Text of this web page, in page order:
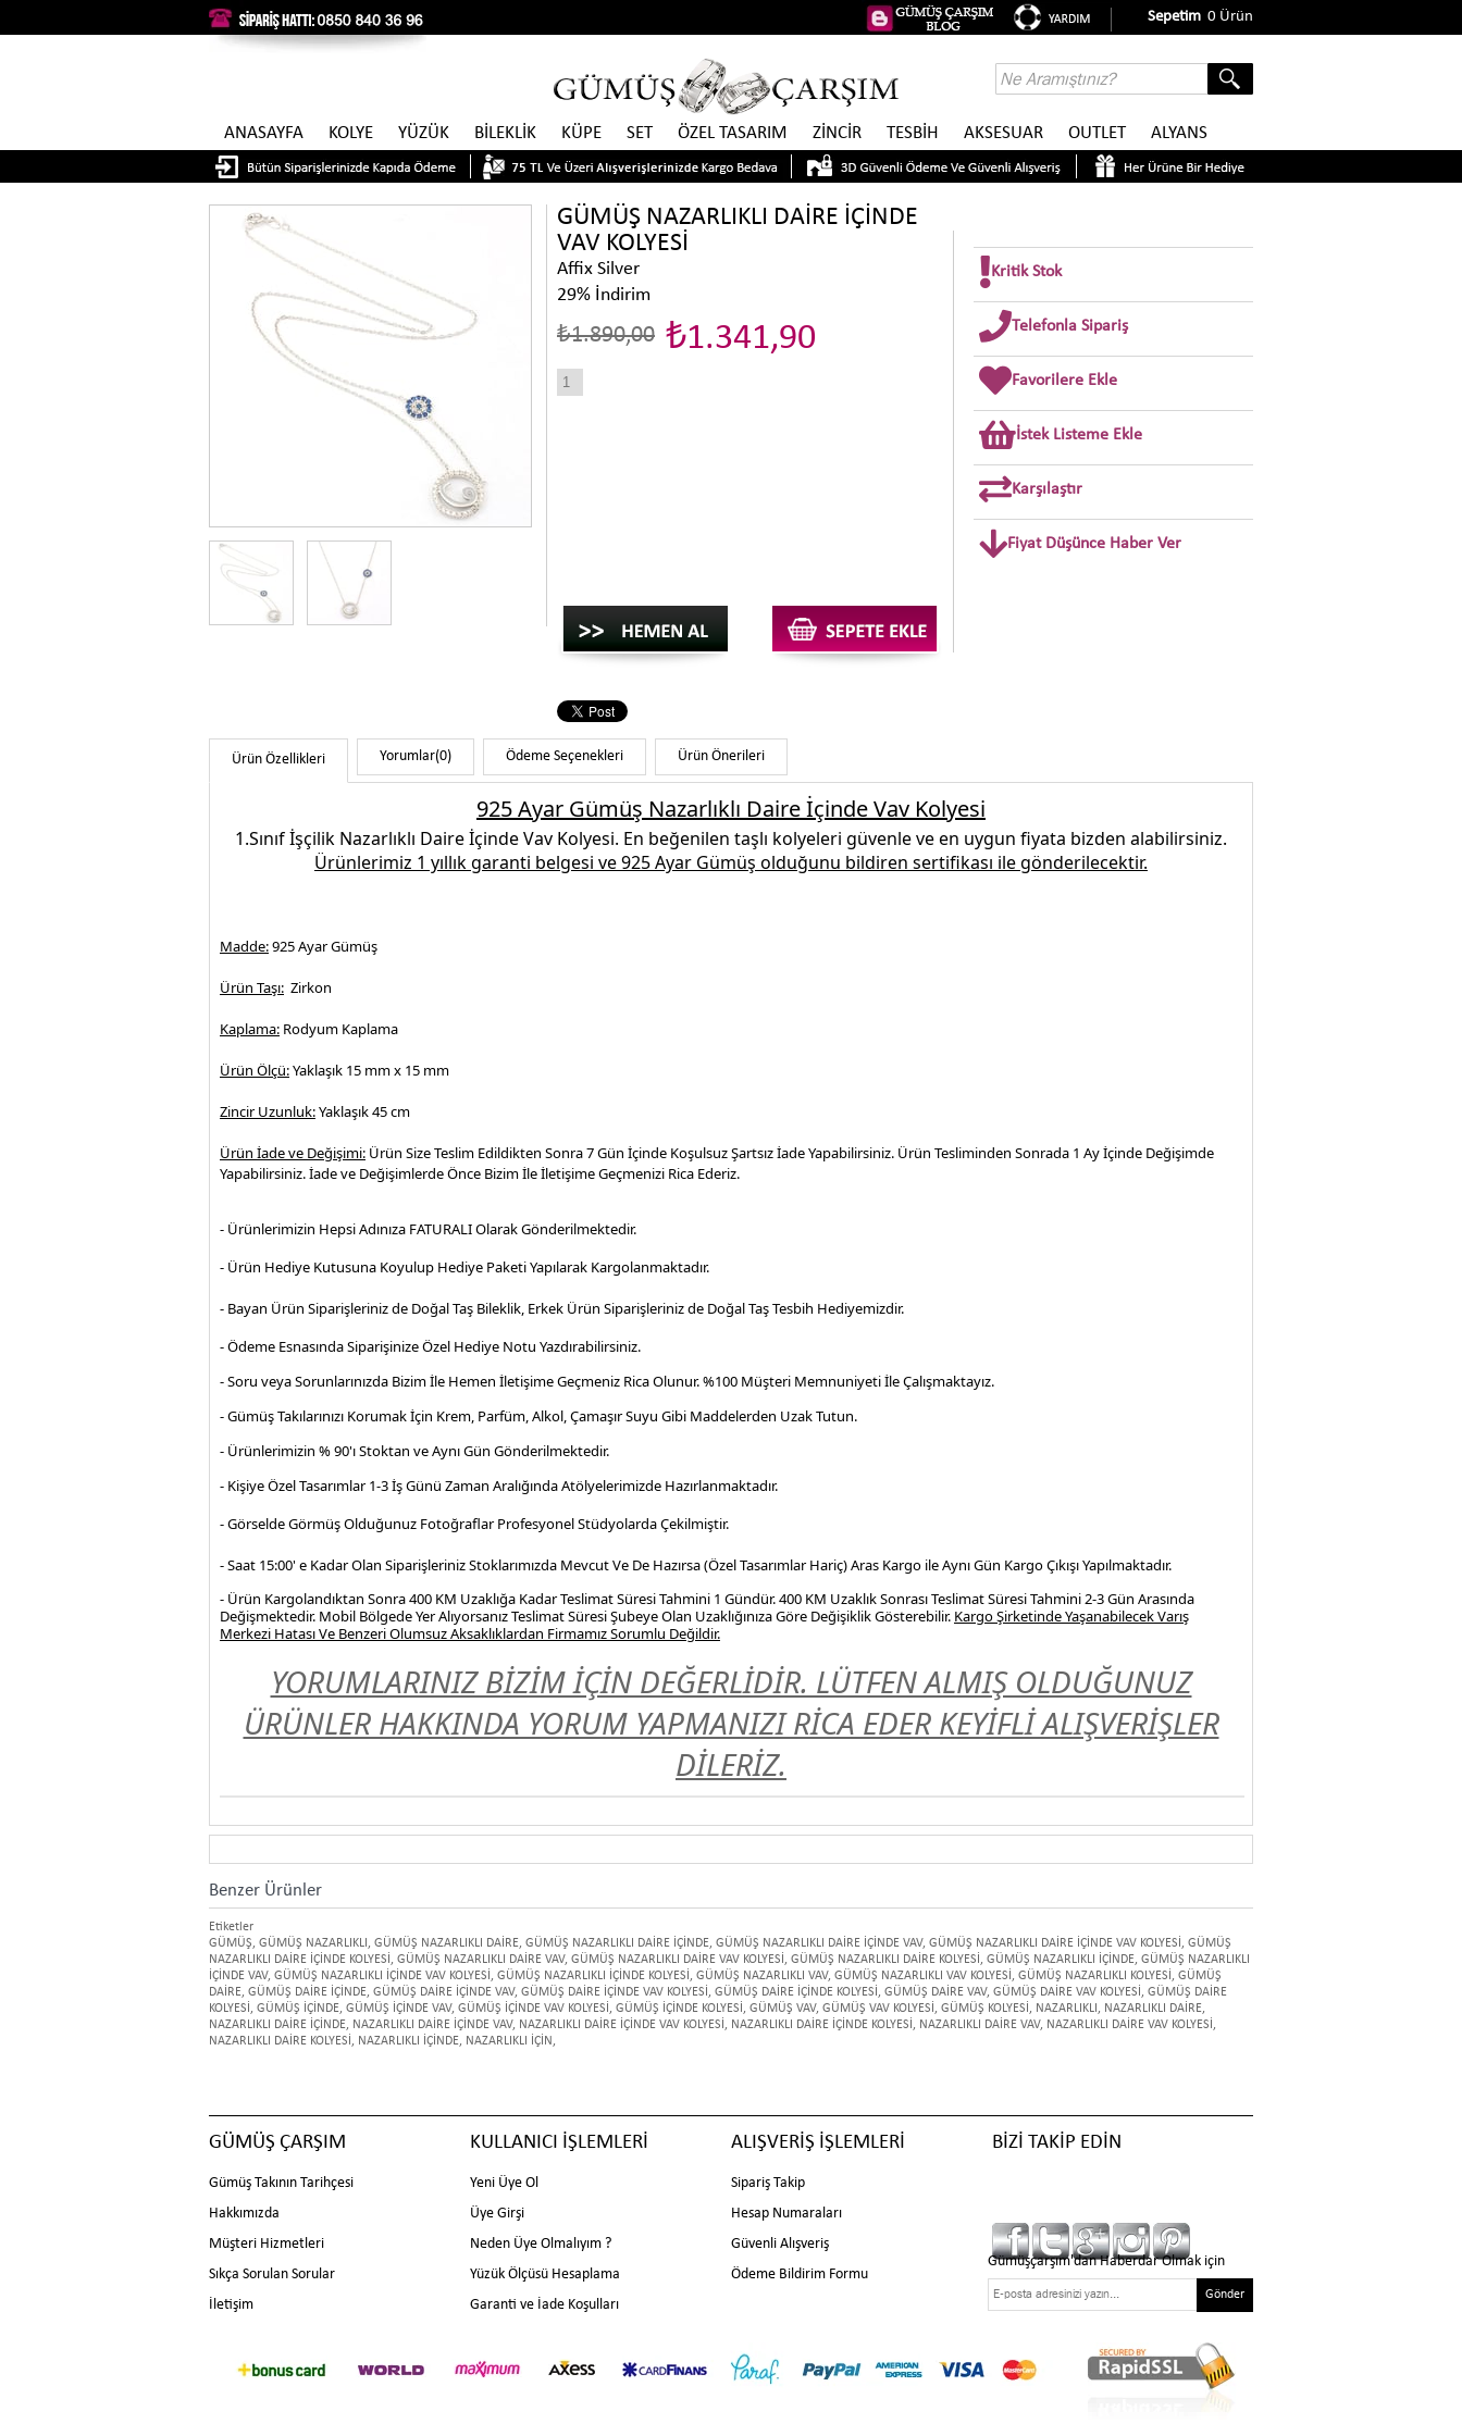
Sepetim 0 Ürün
ANASAYFA KOLYE YÜZÜK BİLEKLİK KÜPE SET ÖZEL TASARIM ZİNCİR TESBİH AKSESUAR OUTLET ALYANS
GÜMÜŞ NAZARLIKLI DAİRE İÇİNDE
VAV KOLYESİ
Affix Silver
%
29 İndirim
₺1.890,00 ₺1.341,90
Kritik Stok
Telefonla Sipariş
Favorilere Ekle
İstek Listeme Ekle
Karşılaştır
Fiyat Düşünce Haber Ver
Ürün Özellikleri Yorumlar(0) Ödeme Seçenekleri Ürün Önerileri
925 Ayar Gümüş Nazarlıklı Daire İçinde Vav Kolyesi
1.Sınıf İşçilik Nazarlıklı Daire İçinde Vav Kolyesi. En beğenilen taşlı kolyeleri güvenle ve en uygun fiyata bizden alabilirsiniz.
Ürünlerimiz 1 yıllık garanti belgesi ve925 Ayar Gümüş olduğunu bildiren sertifikası ile gönderilecektir.
Madde:925 Ayar Gümüş
Ürün Taşı: Zirkon
Kaplama: Rodyum Kaplama
Ürün Ölçü:Yaklaşık 15 mm x 15 mm
Zincir Uzunluk:Yaklaşık 45 cm
Ürün İade ve Değişimi: Ürün Size Teslim Edildikten Sonra 7 Gün İçinde Koşulsuz Şartsız İade Yapabilirsiniz. Ürün Tesliminden Sonrada 1 Ay İçinde Değişimde
Yapabilirsiniz. İade ve Değişimlerde Önce Bizim İle İletişime Geçmenizi Rica Ederiz.
- Ürünlerimizin Hepsi Adınıza FATURALI Olarak Gönderilmektedir.
- Ürün Hediye Kutusuna Koyulup Hediye Paketi Yapılarak Kargolanmaktadır.
- Bayan Ürün Siparişleriniz de Doğal Taş Bileklik, Erkek Ürün Siparişleriniz de Doğal Taş Tesbih Hediyemizdir.
- Ödeme Esnasında Siparişinize Özel Hediye Notu Yazdırabilirsiniz.
- Soru veya Sorunlarınızda Bizim İle Hemen İletişime Geçmeniz Rica Olunur. %100 Müşteri Memnuniyeti İle Çalışmaktayız.
- Gümüş Takılarınızı Korumak İçin Krem, Parfüm, Alkol, Çamaşır Suyu Gibi Maddelerden Uzak Tutun.
- Ürünlerimizin % 90'ı Stoktan ve Aynı Gün Gönderilmektedir.
- Kişiye Özel Tasarımlar 1-3 İş Günü Zaman Aralığında Atölyelerimizde Hazırlanmaktadır.
- Görselde Görmüş Olduğunuz Fotoğraflar ProfesyonelStüdyolarda Çekilmiştir.
- Saat 15:00' e Kadar Olan Siparişleriniz Stoklarımızda Mevcut Ve De Hazırsa (Özel Tasarımlar Hariç) Aras Kargo ile Aynı Gün Kargo Çıkışı Yapılmaktadır.
- Ürün Kargolandıktan Sonra 400 KM Uzaklığa Kadar Teslimat Süresi Tahmini 1 Gündür. 400 KM Uzaklık Sonrası Teslimat Süresi Tahmini 2-3 Gün Arasında
Değişmektedir. Mobil Bölgede Yer Alıyorsanız Teslimat Süresi Şubeye Olan Uzaklığınıza Göre Değişiklik Gösterebilir. Kargo Şirketinde Yaşanabilecek Varış
Merkezi Hatası Ve Benzeri Olumsuz Aksaklıklardan Firmamız Sorumlu Değildir.
YORUMLARINIZ BİZİM İÇİN DEĞERLİDİR. LÜTFEN ALMIŞ OLDUĞUNUZ
ÜRÜNLER HAKKINDA YORUM YAPMANIZI RİCA EDER KEYİFLİ ALIŞVERİŞLER
DİLERİZ.
Benzer Ürünler
Etiketler
GÜMÜŞ, GÜMÜŞ NAZARLIKLI , GÜMÜŞ NAZARLIKLI DAİRE, GÜMÜŞ NAZARLIKLI DAİRE İÇİNDE, GÜMÜŞ NAZARLIKLI DAİRE İÇİNDE VAV, GÜMÜŞ NAZARLIKLI DAİRE İÇİNDE VAV KOLYESİ , GÜMÜŞ
NAZARLIKLI DAİRE İÇİNDE KOLYESİ , GÜMÜŞ NAZARLIKLI DAİRE VAV, GÜMÜŞ NAZARLIKLI DAİRE VAV KOLYESİ , GÜMÜŞ NAZARLIKLI DAİRE KOLYESİ , GÜMÜŞ NAZARLIKLI İÇİNDE, GÜMÜŞ NAZARLIKLI
İÇİNDE VAV, GÜMÜŞ NAZARLIKLI İÇİNDE VAV KOLYESİ , GÜMÜŞ NAZARLIKLI İÇİNDE KOLYESİ , GÜMÜŞ NAZARLIKLI VAV, GÜMÜŞ NAZARLIKLI VAV KOLYESİ , GÜMÜŞ NAZARLIKLI KOLYESİ , GÜMÜŞ
DAİRE, GÜMÜŞ DAİRE İÇİNDE, GÜMÜŞ DAİRE İÇİNDE VAV, GÜMÜŞ DAİRE İÇİNDE VAV KOLYESİ , GÜMÜŞ DAİRE İÇİNDE KOLYESİ , GÜMÜŞ DAİRE VAV, GÜMÜŞ DAİRE VAV KOLYESİ , GÜMÜŞ DAİRE
KOLYESİ , GÜMÜŞ İÇİNDE, GÜMÜŞ İÇİNDE VAV, GÜMÜŞ İÇİNDE VAV KOLYESİ , GÜMÜŞ İÇİNDE KOLYESİ , GÜMÜŞ VAV, GÜMÜŞ VAV KOLYESİ , GÜMÜŞ KOLYESİ , NAZARLIKLI , NAZARLIKLI DAİRE,
NAZARLIKLI DAİRE İÇİNDE, NAZARLIKLI DAİRE İÇİNDE VAV, NAZARLIKLI DAİRE İÇİNDE VAV KOLYESİ , NAZARLIKLI DAİRE İÇİNDE KOLYESİ , NAZARLIKLI DAİRE VAV, NAZARLIKLI DAİRE VAV KOLYESİ ,
NAZARLIKLI DAİRE KOLYESİ , NAZARLIKLI İÇİNDE, NAZARLIKLI İÇİN ,
Gümüşçarşım'dan Haberdar Olmak için
Gönder
GÜMÜŞ ÇARŞIM
Gümüş Takının Tarihçesi
Hakkımızda
Müşteri Hizmetleri
Sıkça Sorulan Sorular
İletişim
KULLANICI İŞLEMLERİ
Yeni Üye Ol
Üye Girşi
Neden Üye Olmalıyım ?
Yüzük Ölçüsü Hesaplama
Garanti ve İade Koşulları
ALIŞVERİŞ İŞLEMLERİ
Sipariş Takip
Hesap Numaraları
Güvenli Alışveriş
Ödeme Bildirim Formu
BİZİ TAKİP EDİN